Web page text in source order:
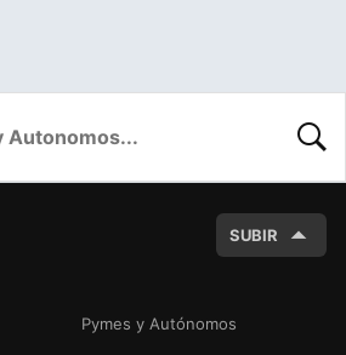
SUBIR
Pymes y Autónomos